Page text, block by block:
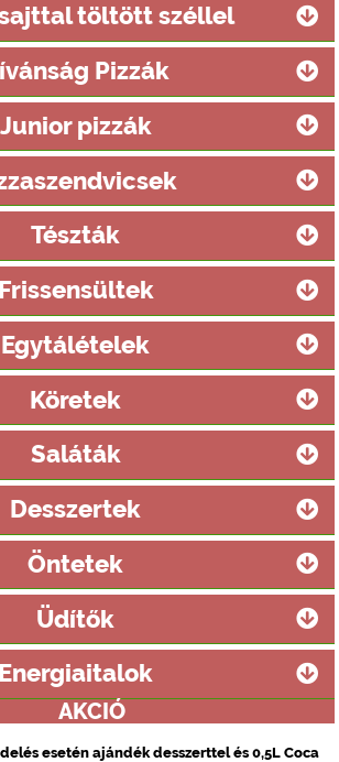
töltött széllel
Pizzák
Junior pizzák
Tészták
Frissensültek
Egytálételek
Köretek
Saláták
Desszertek
Öntetek
Üdítők
Energiaitalok
AKCIÓ
esetén ajándék desszerttel és 0,5L Coca